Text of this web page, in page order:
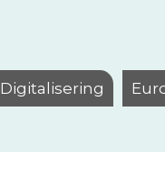
Digitalisering